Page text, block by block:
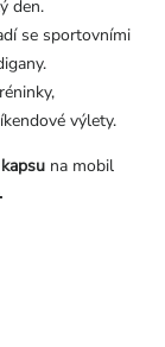
den.
se sportovními
výlety.
na mobil
.